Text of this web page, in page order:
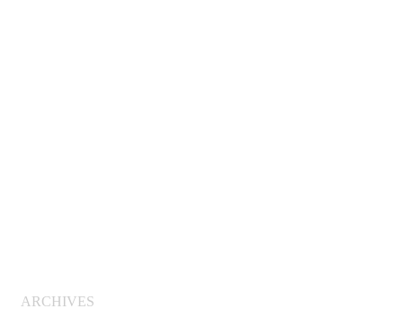
ARCHIVES